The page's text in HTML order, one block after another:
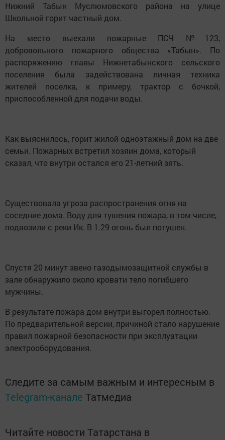
Нижний Табын Муслюмовского района на улице
Школьной горит частный дом.
На место выехали пожарные ПСЧ №123,
добровольного пожарного общества «Табын». По
распоряжению главы Нижнетабынского сельского
поселения была задействована личная техника
жителей поселка, к примеру, трактор с бочкой,
приспособленной для подачи воды.
Как выяснилось, горит жилой одноэтажный дом на две
семьи. Пожарных встретил хозяин дома, который
сказал, что внутри остался его 21-летний зять.
Существовала угроза распространения огня на
соседние дома. Воду для тушения пожара, в том числе,
подвозили с реки Ик. В 1.29 огонь был потушен.
Спустя 20 минут звено газодымозащитной службы в
зале обнаружило около кровати тело погибшего
мужчины.
В результате пожара дом внутри выгорел полностью.
По предварительной версии, причиной стало нарушение
правил пожарной безопасности при эксплуатации
электрооборудования.
Следите за самым важным и интересным в
Telegram-канале Татмедиа
Читайте новости Татарстана в